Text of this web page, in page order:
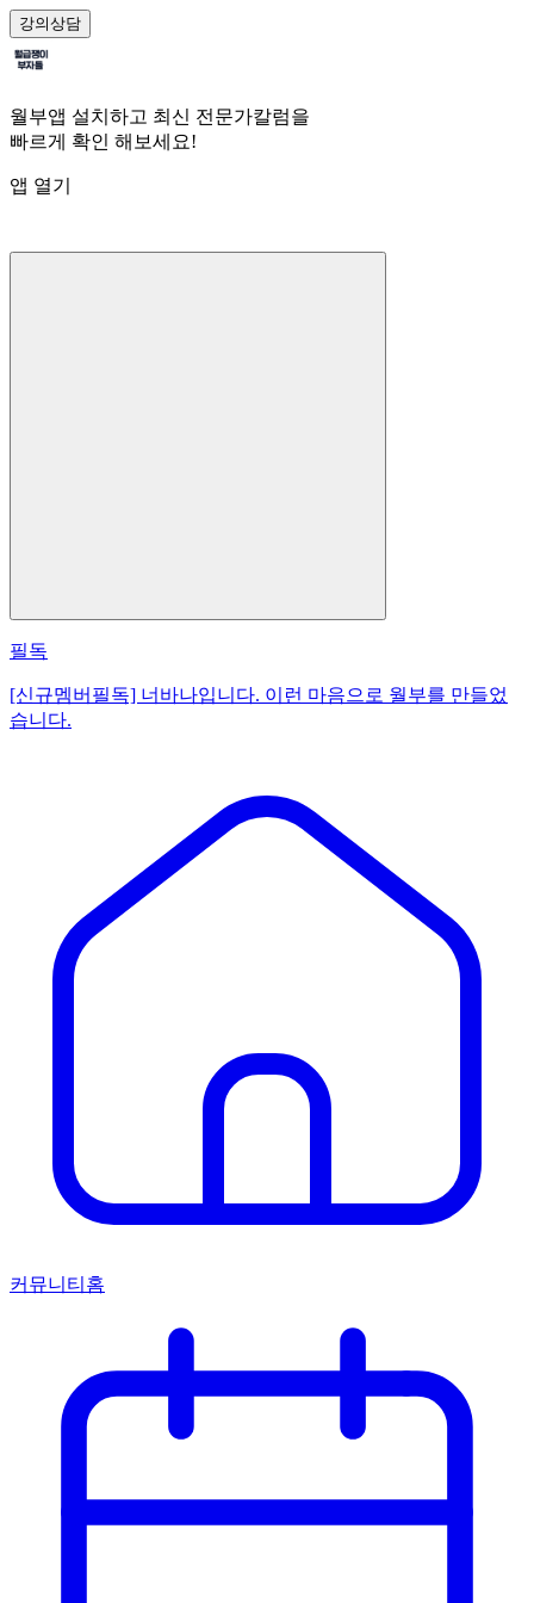
강의상담
월부앱 설치하고 최신 전문가칼럼을
빠르게 확인 해보세요!
앱 열기
필독
[신규멤버필독] 너바나입니다. 이런 마음으로 월부를 만들었
습니다.
커뮤니티홈